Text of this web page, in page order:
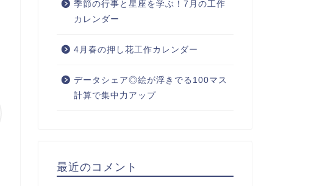
季節の行事と星座を学ぶ！7月の工作
カレンダー
4月春の押し花工作カレンダー
データシェア◎絵が浮きでる100マス
計算で集中力アップ
最近のコメント